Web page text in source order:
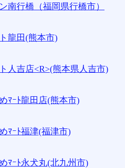
南行橋（福岡県行橋市）
龍田(熊本市)
人吉店<R>(熊本県人吉市)
ﾏｰﾄ龍田店(熊本市)
ﾏｰﾄ福津(福津市)
ﾏｰﾄ永犬丸(北九州市)